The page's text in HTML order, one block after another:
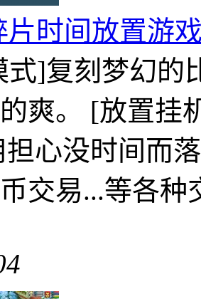
片时间放置游
式]复刻梦幻的
爽。 [放置挂
担心没时间而
交易...等各